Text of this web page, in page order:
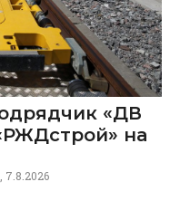
«ДВ
на
7.8.2026